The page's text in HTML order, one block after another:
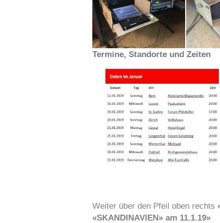
Termine, Standorte und Zeiten
Weiter über den Pfeil oben rechts
«SKANDINAVIEN» am 11.1.19»